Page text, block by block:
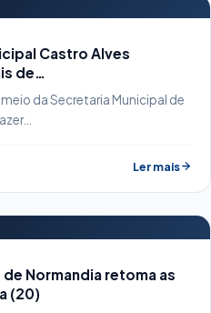
Castro Alves
de…
da Secretaria Municipal de
Ler mais
Normandia retoma as
(20)